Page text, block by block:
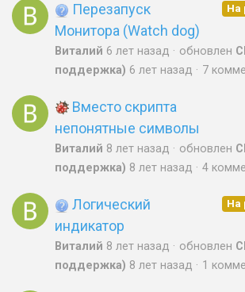
На
Перезапуск
Монитора (Watch dog)
Виталий 6 лет назад обновлен
поддержка) 6 лет назад 7
Вместо скрипта
непонятные символы
Виталий 8 лет назад обновлен
поддержка) 8 лет назад 4
На
Логический
индикатор
Виталий 8 лет назад обновлен
поддержка) 8 лет назад 1